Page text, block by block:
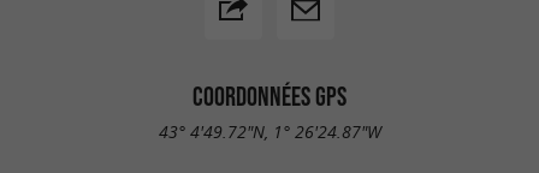
COORDONNÉES GPS
43° 4'49.72"N, 1° 26'24.87"W